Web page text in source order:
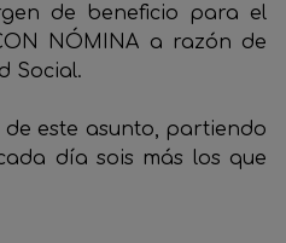
de beneficio para el
NÓMINA a razón de
Social.
de este asunto, partiendo
día sois más los que